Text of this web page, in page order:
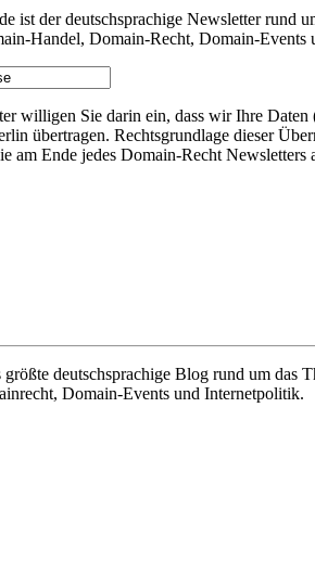
ist der deutschsprachige Newsletter rund
Handel, Domain-Recht, Domain-Events
willigen Sie darin ein, dass wir Ihre
übertragen. Rechtsgrundlage dieser
Ende jedes Domain-Recht Newsletters
deutschsprachige Blog rund um das
Domain-Events und Internetpolitik.